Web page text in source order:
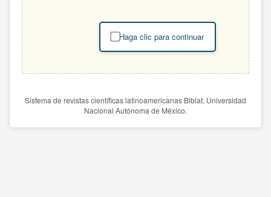
Haga clic para continuar
Sistema de revistas científicas latinoamericanas Biblat. Universidad
Nacional Autónoma de México.